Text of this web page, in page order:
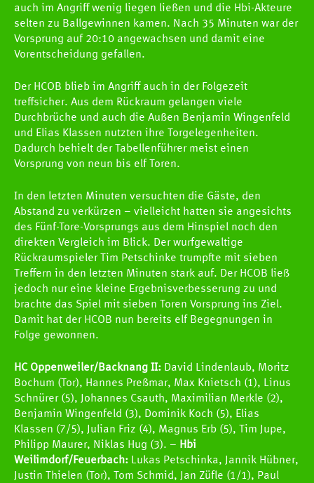
auch im Angriff wenig liegen ließen und die Hbi-Akteure
selten zu Ballgewinnen kamen. Nach 35 Minuten war der
Vorsprung auf 20:10 angewachsen und damit eine
Vorentscheidung gefallen.
Der HCOB blieb im Angriff auch in der Folgezeit
treffsicher. Aus dem Rückraum gelangen viele
Durchbrüche und auch die Außen Benjamin Wingenfeld
und Elias Klassen nutzten ihre Torgelegenheiten.
Dadurch behielt der Tabellenführer meist einen
Vorsprung von neun bis elf Toren.
In den letzten Minuten versuchten die Gäste, den
Abstand zu verkürzen – vielleicht hatten sie angesichts
des Fünf-Tore-Vorsprungs aus dem Hinspiel noch den
direkten Vergleich im Blick. Der wurfgewaltige
Rückraumspieler Tim Petschinke trumpfte mit sieben
Treffern in den letzten Minuten stark auf. Der HCOB ließ
jedoch nur eine kleine Ergebnisverbesserung zu und
brachte das Spiel mit sieben Toren Vorsprung ins Ziel.
Damit hat der HCOB nun bereits elf Begegnungen in
Folge gewonnen.
HC Oppenweiler/Backnang II: David Lindenlaub, Moritz
Bochum (Tor), Hannes Preßmar, Max Knietsch (1), Linus
Schnürer (5), Johannes Csauth, Maximilian Merkle (2),
Benjamin Wingenfeld (3), Dominik Koch (5), Elias
Klassen (7/5), Julian Friz (4), Magnus Erb (5), Tim Jupe,
Philipp Maurer, Niklas Hug (3). – Hbi
Weilimdorf/Feuerbach: Lukas Petschinka, Jannik Hübner,
Justin Thielen (Tor), Tom Schmid, Jan Züfle (1/1), Paul